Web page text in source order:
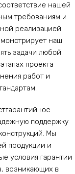
нашей
требованиям и
реализацией
наш
задачи любой
проекта
работ и
поддержку
Мы
продукции и
условия гарантии
возникающих в